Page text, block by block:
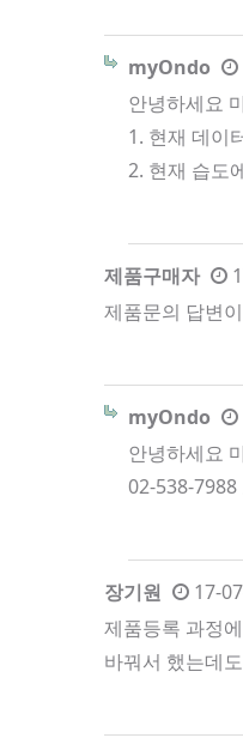
myOndo
안녕하세요
1. 현재 데이
2. 현재 습도
제품구매자
제품문의 답변
myOndo
안녕하세요
02-538-7988
장기원
17-
제품등록 과정
바꿔서 했는데